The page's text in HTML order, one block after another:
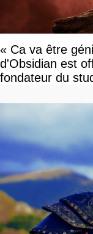
« Ca va être
d'Obsidian est
fondateur du